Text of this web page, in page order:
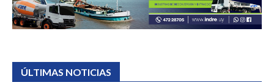
ÚLTIMAS NOTICIAS